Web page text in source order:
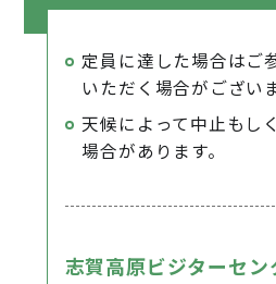
定員に達した場合はご
いただく場合がございま
天候によって中止もし
場合があります。
志賀高原ビジターセ